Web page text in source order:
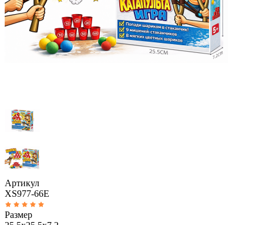
Артикул
XS977-66E
Размер